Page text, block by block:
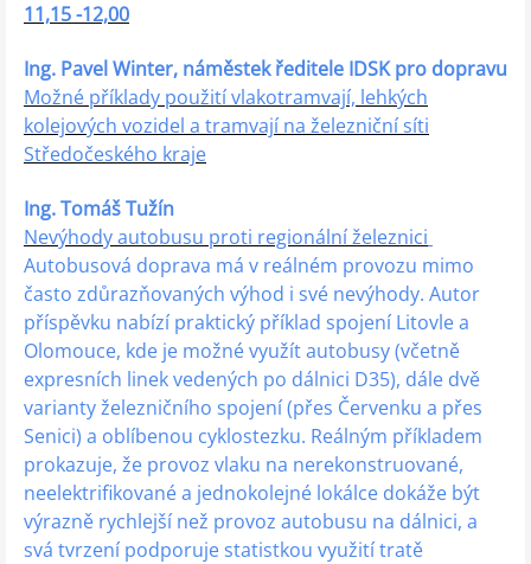
11,15 -12,00
Ing. Pavel Winter, náměstek ředitele IDSK pro dopravu
Možné příklady použití vlakotramvají, lehkých
kolejových vozidel a tramvají na železniční síti
Středočeského kraje
Ing. Tomáš Tužín
Nevýhody autobusu proti regionální železnici
Autobusová doprava má v reálném provozu mimo
často zdůrazňovaných výhod i své nevýhody. Autor
příspěvku nabízí praktický příklad spojení Litovle a
Olomouce, kde je možné využít autobusy (včetně
expresních linek vedených po dálnici D35), dále dvě
varianty železničního spojení (přes Červenku a přes
Senici) a oblíbenou cyklostezku. Reálným příkladem
prokazuje, že provoz vlaku na nerekonstruované,
neelektrifikované a jednokolejné lokálce dokáže být
výrazně rychlejší než provoz autobusu na dálnici, a
svá tvrzení podporuje statistkou využití tratě